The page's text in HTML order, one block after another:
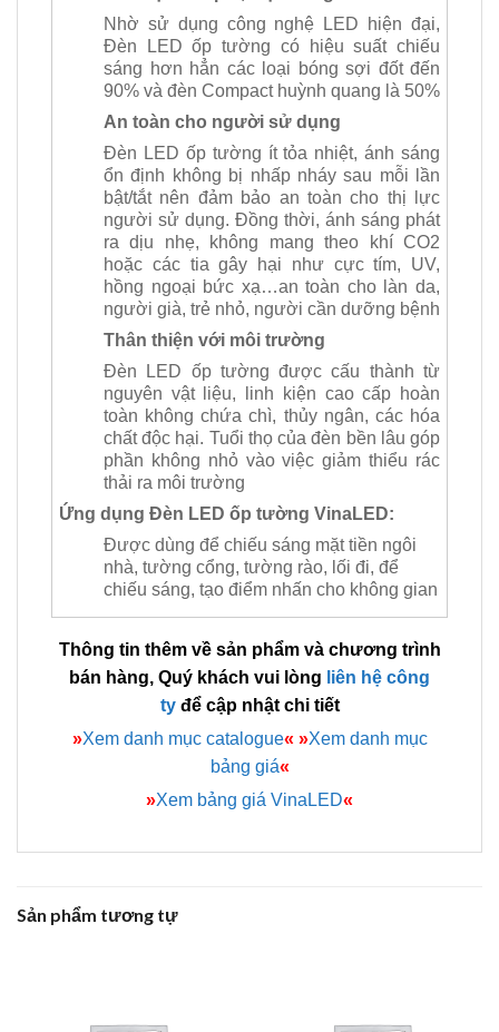
Nhờ sử dụng công nghệ LED hiện đại,
Đèn LED ốp tường có hiệu suất chiếu
sáng hơn hẳn các loại bóng sợi đốt đến
90% và đèn Compact huỳnh quang là 50%
An toàn cho người sử dụng
Đèn LED ốp tường ít tỏa nhiệt, ánh sáng
ổn định không bị nhấp nháy sau mỗi lần
bật/tắt nên đảm bảo an toàn cho thị lực
người sử dụng. Đồng thời, ánh sáng phát
ra dịu nhẹ, không mang theo khí CO2
hoặc các tia gây hại như cực tím, UV,
hồng ngoại bức xạ…an toàn cho làn da,
người già, trẻ nhỏ, người cần dưỡng bệnh
Thân thiện với môi trường
Đèn LED ốp tường được cấu thành từ
nguyên vật liệu, linh kiện cao cấp hoàn
toàn không chứa chì, thủy ngân, các hóa
chất độc hại. Tuổi thọ của đèn bền lâu góp
phần không nhỏ vào việc giảm thiểu rác
thải ra môi trường
Ứng dụng Đèn LED ốp tường VinaLED:
Được dùng để chiếu sáng mặt tiền ngôi
nhà, tường cổng, tường rào, lối đi, để
chiếu sáng, tạo điểm nhấn cho không gian
Thông tin thêm về sản phẩm và chương trình
bán hàng, Quý khách vui lòng liên hệ công
tyđể cập nhật chi tiết
»Xem danh mục catalogue« »Xem danh mục
bảng giá«
»Xem bảng giá VinaLED«
Sản phẩm tương tự